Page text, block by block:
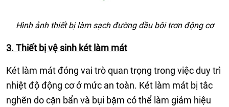
Hình ảnh thiết bị làm sạch đường dầu bôi trơn động cơ
3. Thiết bị vệ sinh két làm mát
Két làm mát đóng vai trò quan trọng trong việc duy trì
nhiệt độ động cơ ở mức an toàn. Két làm mát bị tắc
nghẽn do cặn bẩn và bụi bặm có thể làm giảm hiệu